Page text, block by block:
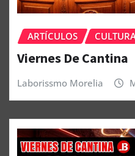
ARTÍCULOS
Viernes De Cantina
Laborissmo Morelia